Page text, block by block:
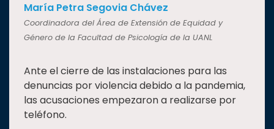
María Petra Segovia Chávez
Coordinadora del Área de Extensión de Equidad y
Género de la Facultad de Psicología de la UANL
Ante el cierre de las instalaciones para las
denuncias por violencia debido a la pandemia,
las acusaciones empezaron a realizarse por
teléfono.